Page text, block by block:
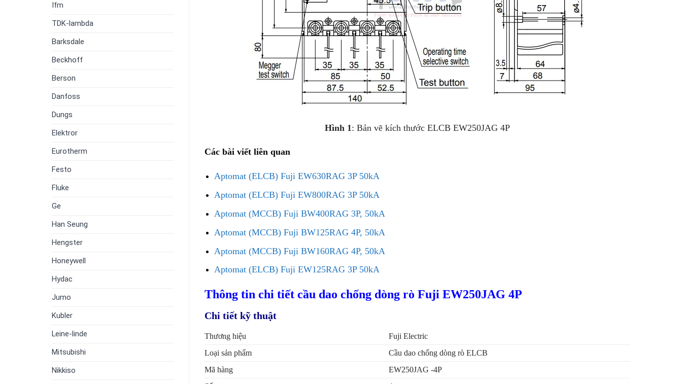
Ifm
TDK-lambda
Barksdale
Beckhoff
Berson
Danfoss
Dungs
Elektror
Eurotherm
Festo
Fluke
Ge
Han Seung
Hengster
Honeywell
Hydac
Jumo
Kubler
Leine-linde
Mitsubishi
Nikkiso
Hình 1: Bản vẽ kích thước ELCB EW250JAG 4P
Các bài viết liên quan
Aptomat (ELCB) Fuji EW630RAG 3P 50kA
Aptomat (ELCB) Fuji EW800RAG 3P 50kA
Aptomat (MCCB) Fuji BW400RAG 3P, 50kA
Aptomat (MCCB) Fuji BW125RAG 4P, 50kA
Aptomat (MCCB) Fuji BW160RAG 4P, 50kA
Aptomat (ELCB) Fuji EW125RAG 3P 50kA
Thông tin chi tiết cầu dao chống dòng rò Fuji EW250JAG 4P
Chi tiết kỹ thuật
Thương hiệu
Fuji Electric
Loại sản phẩm
Cầu dao chống dòng rò ELCB
Mã hàng
EW250JAG -4P